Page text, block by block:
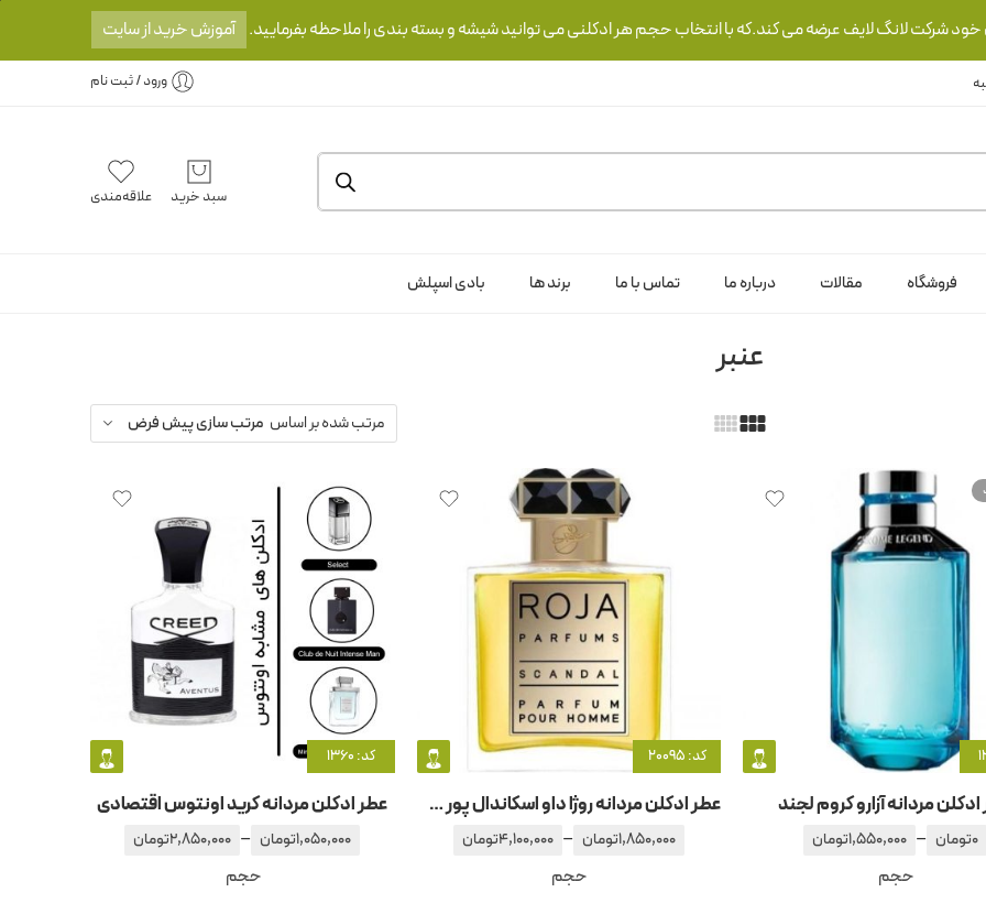
شرکت لانگ لایف عرضه می کند.که با انتخاب حجم هر ادکلنی می توانید شیشه و بسته بندی را ملاحظه بفرمایید. آموزش خرید از سایت
ورود / ثبت نام
سبد خرید علاقه‌مندی
فروشگاه مقالات درباره ما تماس با ما برند ها بادی اسپلش
عنبر
مرتب شده بر اساس مرتب سازی پیش فرض
مردانه آزارو کروم لجند
0تومان –
1,550,000تومان
حجم
کد: 20095
عطر ادکلن مردانه روژا داو اسکاندال پور هوم
1,850,000تومان –
4,100,000تومان
حجم
کد: 1360
عطر ادکلن مردانه کرید اونتوس اقتصادی
1,050,000تومان –
2,850,000تومان
حجم